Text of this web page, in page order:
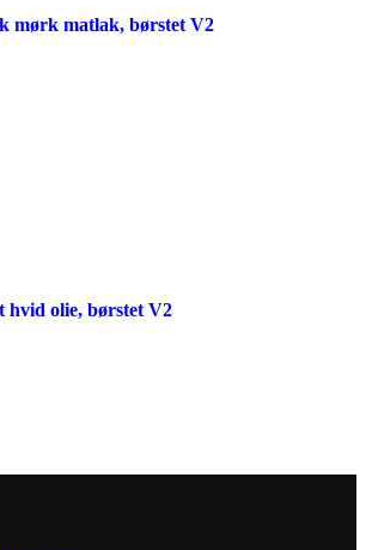
mørk matlak, børstet V2
hvid olie, børstet V2